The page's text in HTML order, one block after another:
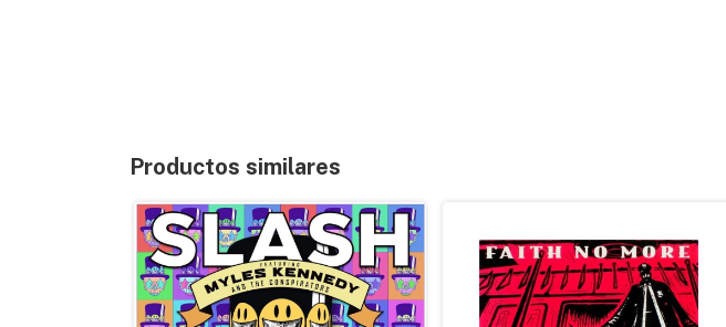
Productos similares